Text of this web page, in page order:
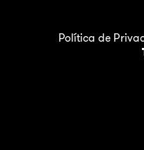
Política de